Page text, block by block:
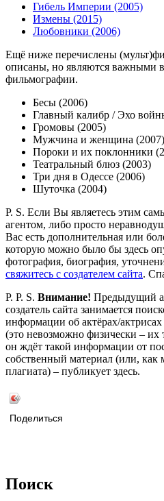
Гибель Империи (2005)
Измены (2015)
Любовники (2006)
Ещё ниже перечислены
описаны, но являются важными
фильмографии.
Бесы (2006)
Главный калибр / Эхо
Громовы (2005)
Мужчина и женщина (2007)
Пороки и их поклонники
Театральный блюз (2003)
Три дня в Одессе (2006)
Шуточка (2004)
P. S. Если Вы являетесь этим
агентом, либо просто
Вас есть дополнительная или
которую можно было бы здесь
фотография, биография,
свяжитесь с создателем сайта.
P. P. S. Внимание! Предыдущий
создатель сайта занимается
информации об актёрах/
(это невозможно физически – их
он ждёт такой информации от
собственный материал (или, как
плагиата) – публикует здесь.
Поделиться
Поиск